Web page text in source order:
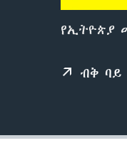
የኢትዮጵያ
ብቅ ባይ